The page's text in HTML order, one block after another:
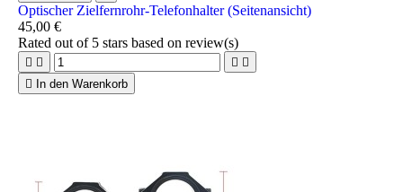
Optischer Zielfernrohr-Telefonhalter (Seitenansicht)
45,00 €
Rated out of 5 stars based on review(s)
   

In den Warenkorb